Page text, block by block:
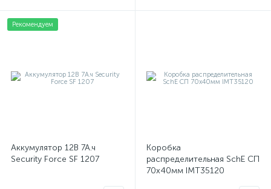
Рекомендуем
Аккумулятор 12В 7А.ч
Security Force SF 1207
Коробка
распределительная SchE СП
70х40мм IMT35120